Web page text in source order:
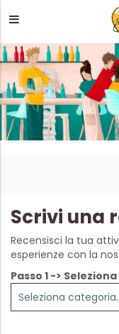
Scrivi una
Recensisci la tua
esperienze con la
Passo 1 ->
Seleziona